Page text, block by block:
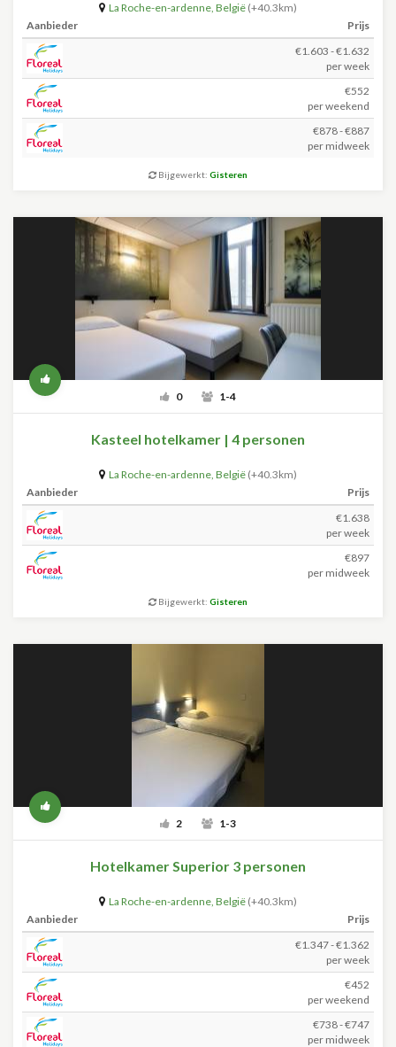
La Roche-en-ardenne, België (+40.3km)
Aanbieder
Prijs
€1.603 - €1.632
per week
€552
per weekend
€878 - €887
per midweek
Bijgewerkt: Gisteren
0 1-4
Kasteel hotelkamer | 4 personen
La Roche-en-ardenne, België (+40.3km)
Aanbieder
Prijs
€1.638
per week
€897
per midweek
Bijgewerkt: Gisteren
2 1-3
Hotelkamer Superior 3 personen
La Roche-en-ardenne, België (+40.3km)
Aanbieder
Prijs
€1.347 - €1.362
per week
€452
per weekend
€738 - €747
per midweek